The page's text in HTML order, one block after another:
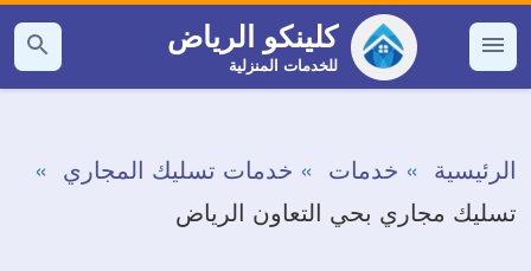
التجاوز
إلى القائمة
كلينكو الرياض
للخدمات المنزلية
بحث
عن
الرئيسية خدمات
خدمات تسليك المجاري
تسليك مجاري بحي التعاون الرياض